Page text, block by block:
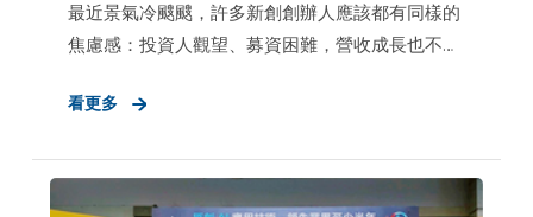
最近景氣冷颼颼，許多新創創辦人應該都有同樣的
焦慮感：投資人觀望、募資困難，營收成長也不像
流」自然成了第一反應。尤其第四季正是新創團隊
響明年的 runway 與策略推進。
看更多